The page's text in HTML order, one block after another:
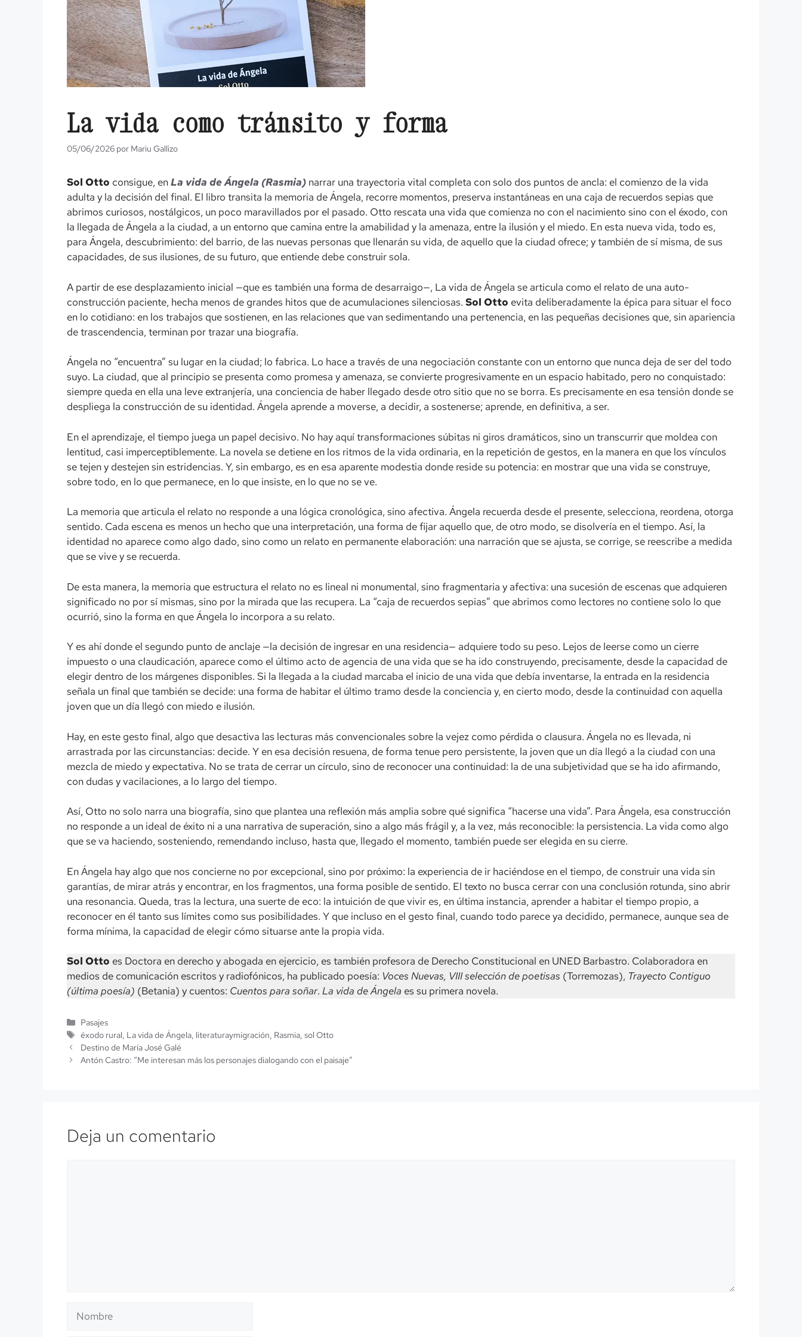
La vida como tránsito y forma
05/06/2026 por Mariu Gallizo
Sol Otto consigue, enLa vida de Ángela (Rasmia) narrar una trayectoria vital completa con solo dos puntos de ancla: el comienzo de la vida
adulta y la decisión del final. El libro transita la memoria de Ángela, recorre momentos, preserva instantáneas en una caja de recuerdos sepias que
abrimos curiosos, nostálgicos, un poco maravillados por el pasado. Otto rescata una vida que comienza no con el nacimiento sino con el éxodo, con
la llegada de Ángela a la ciudad, a un entorno que camina entre la amabilidad y la amenaza, entre la ilusión y el miedo. En esta nueva vida, todo es,
para Ángela, descubrimiento: del barrio, de las nuevas personas que llenarán su vida, de aquello que la ciudad ofrece; y también de sí misma, de sus
capacidades, de sus ilusiones, de su futuro, que entiende debe construir sola.
A partir de ese desplazamiento inicial —que es también una forma de desarraigo—, La vida de Ángela se articula como el relato de una auto-
construcción paciente, hecha menos de grandes hitos que de acumulaciones silenciosas. Sol Otto evita deliberadamente la épica para situar el foco
en lo cotidiano: en los trabajos que sostienen, en las relaciones que van sedimentando una pertenencia, en las pequeñas decisiones que, sin apariencia
de trascendencia, terminan por trazar una biografía.
Ángela no “encuentra” su lugar en la ciudad; lo fabrica. Lo hace a través de una negociación constante con un entorno que nunca deja de ser del todo
suyo. La ciudad, que al principio se presenta como promesa y amenaza, se convierte progresivamente en un espacio habitado, pero no conquistado:
siempre queda en ella una leve extranjería, una conciencia de haber llegado desde otro sitio que no se borra. Es precisamente en esa tensión donde se
despliega la construcción de su identidad. Ángela aprende a moverse, a decidir, a sostenerse; aprende, en definitiva, a ser.
En el aprendizaje, el tiempo juega un papel decisivo. No hay aquí transformaciones súbitas ni giros dramáticos, sino un transcurrir que moldea con
lentitud, casi imperceptiblemente. La novela se detiene en los ritmos de la vida ordinaria, en la repetición de gestos, en la manera en que los vínculos
se tejen y destejen sin estridencias. Y, sin embargo, es en esa aparente modestia donde reside su potencia: en mostrar que una vida se construye,
sobre todo, en lo que permanece, en lo que insiste, en lo que no se ve.
La memoria que articula el relato no responde a una lógica cronológica, sino afectiva. Ángela recuerda desde el presente, selecciona, reordena, otorga
sentido. Cada escena es menos un hecho que una interpretación, una forma de fijar aquello que, de otro modo, se disolvería en el tiempo. Así, la
identidad no aparece como algo dado, sino como un relato en permanente elaboración: una narración que se ajusta, se corrige, se reescribe a medida
que se vive y se recuerda.
De esta manera, la memoria que estructura el relato no es lineal ni monumental, sino fragmentaria y afectiva: una sucesión de escenas que adquieren
significado no por sí mismas, sino por la mirada que las recupera. La “caja de recuerdos sepias” que abrimos como lectores no contiene solo lo que
ocurrió, sino la forma en que Ángela lo incorpora a su relato.
Y es ahí donde el segundo punto de anclaje —la decisión de ingresar en una residencia— adquiere todo su peso. Lejos de leerse como un cierre
impuesto o una claudicación, aparece como el último acto de agencia de una vida que se ha ido construyendo, precisamente, desde la capacidad de
elegir dentro de los márgenes disponibles. Si la llegada a la ciudad marcaba el inicio de una vida que debía inventarse, la entrada en la residencia
señala un final que también se decide: una forma de habitar el último tramo desde la conciencia y, en cierto modo, desde la continuidad con aquella
joven que un día llegó con miedo e ilusión.
Hay, en este gesto final, algo que desactiva las lecturas más convencionales sobre la vejez como pérdida o clausura. Ángela no es llevada, ni
arrastrada por las circunstancias: decide. Y en esa decisión resuena, de forma tenue pero persistente, la joven que un día llegó a la ciudad con una
mezcla de miedo y expectativa. No se trata de cerrar un círculo, sino de reconocer una continuidad: la de una subjetividad que se ha ido afirmando,
con dudas y vacilaciones, a lo largo del tiempo.
Así, Otto no solo narra una biografía, sino que plantea una reflexión más amplia sobre qué significa “hacerse una vida”. Para Ángela, esa construcción
no responde a un ideal de éxito ni a una narrativa de superación, sino a algo más frágil y, a la vez, más reconocible: la persistencia. La vida como algo
que se va haciendo, sosteniendo, remendando incluso, hasta que, llegado el momento, también puede ser elegida en su cierre.
En Ángela hay algo que nos concierne no por excepcional, sino por próximo: la experiencia de ir haciéndose en el tiempo, de construir una vida sin
garantías, de mirar atrás y encontrar, en los fragmentos, una forma posible de sentido. El texto no busca cerrar con una conclusión rotunda, sino abrir
una resonancia. Queda, tras la lectura, una suerte de eco: la intuición de que vivir es, en última instancia, aprender a habitar el tiempo propio, a
reconocer en él tanto sus límites como sus posibilidades. Y que incluso en el gesto final, cuando todo parece ya decidido, permanece, aunque sea de
forma mínima, la capacidad de elegir cómo situarse ante la propia vida.
Sol Otto es Doctora en derecho y abogada en ejercicio, es también profesora de Derecho Constitucional en UNED Barbastro. Colaboradora en
medios de comunicación escritos y radiofónicos, ha publicado poesía: Voces Nuevas, VIII selección de poetisas (Torremozas), Trayecto Contiguo
(última poesía) (Betania) y cuentos: Cuentos para soñar. La vida de Ángela es su primera novela.
Categorías
Pasajes
Etiquetas
éxodo rural, La vida de Ángela, literaturaymigración, Rasmia,sol Otto
Destino de María José Galé
Antón Castro: “Me interesan más los personajes dialogando con el paisaje”
Deja un comentario
Nombre